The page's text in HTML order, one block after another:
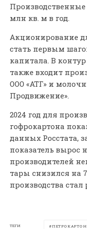
млн кв. м в год.
Акционирование
стать первым
капитала. В
также входит
ООО «АТГ» и
Продвижение».
2024 год для
гофрокартона
данных Росстата,
показатель вырос
производителей
тары снизился на
производства стал
ТЕГИ ПЕТРОКАРТОН